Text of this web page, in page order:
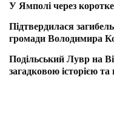
У Ямполі через
Підтвердилася
громади Володимира
Подільський Лувр на
загадковою історією